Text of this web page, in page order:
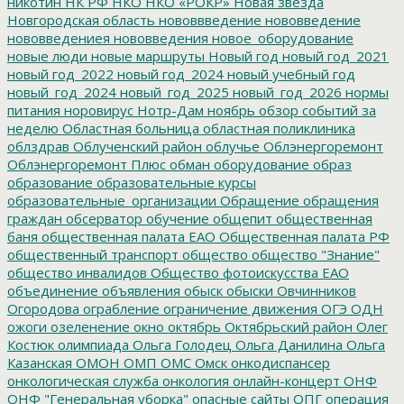
Новгородская область нововвведение нововведение
нововведениея нововведения новое_оборудование
новые люди новые маршруты Новый год новый год_2021
новый год_2022 новый год_2024 новый учебный год
новый_год_2024 новый_год_2025 новый_год_2026 нормы
питания норовирус Нотр-Дам ноябрь обзор событий за
неделю Областная больница областная поликлиника
облздрав Облученский район облучье Облэнергоремонт
Облэнергоремонт Плюс обман оборудование образ
образование образовательные курсы
образовательные_организации Обращение обращения
граждан обсерватор обучение общепит общественная
баня общественная палата ЕАО Общественная палата РФ
общественный транспорт общество общество "Знание"
общество инвалидов Общество фотоискусства ЕАО
объединение объявления обыск обыски Овчинников
Огородова ограбление ограничение движения ОГЭ ОДН
ожоги озеленение окно октябрь Октябрьский район Олег
Костюк олимпиада Ольга Голодец Ольга Данилина Ольга
Казанская ОМОН ОМП ОМС Омск онкодиспансер
онкологическая служба онкология онлайн-концерт ОНФ
ОНФ "Генеральная уборка" опасные сайты ОПГ операция